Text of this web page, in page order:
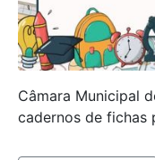
Câmara Municipal
cadernos de fichas